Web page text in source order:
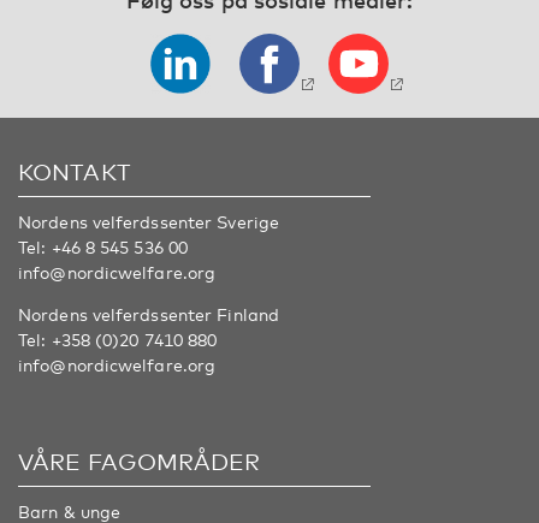
KONTAKT
Nordens velferdssenter Sverige
Tel: +46 8 545 536 00
info@nordicwelfare.org
Nordens velferdssenter Finland
Tel: +358 (0)20 7410 880
info@nordicwelfare.org
VÅRE FAGOMRÅDER
Barn & unge